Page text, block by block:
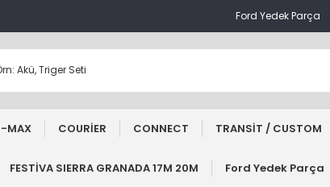
Ford Yedek Parça
MAX COURİER CONNECT TRANSİT / CUSTOM
FESTİVA SIERRA GRANADA 17M 20M Ford Yedek Parça